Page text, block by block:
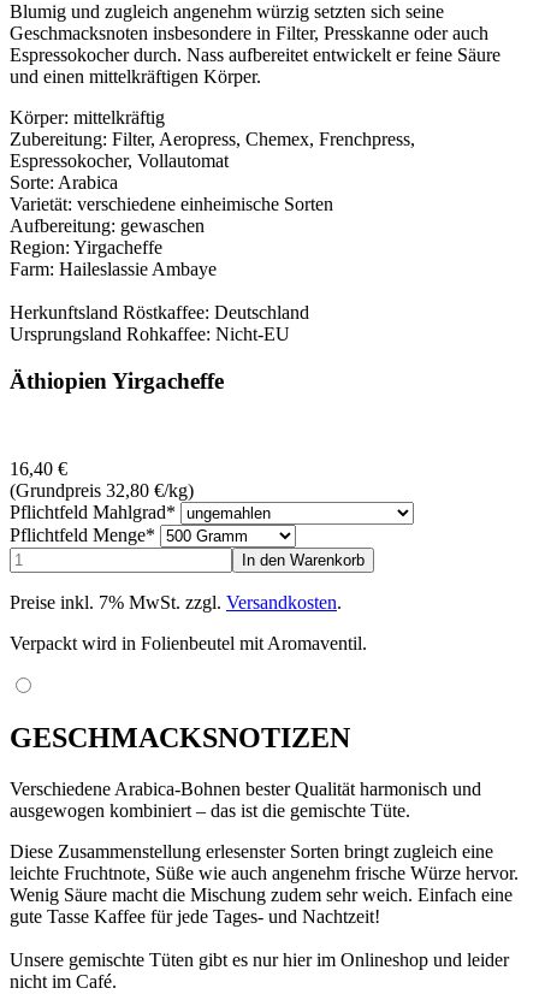
Blumig und zugleich angenehm würzig setzten sich seine
Geschmacksnoten insbesondere in Filter, Presskanne oder auch
Espressokocher durch. Nass aufbereitet entwickelt er feine Säure
und einen mittelkräftigen Körper.
Körper: mittelkräftig
Zubereitung: Filter, Aeropress, Chemex, Frenchpress,
Espressokocher, Vollautomat
Sorte: Arabica
Varietät: verschiedene einheimische Sorten
Aufbereitung: gewaschen
Region: Yirgacheffe
Farm: Haileslassie Ambaye
Herkunftsland Röstkaffee: Deutschland
Ursprungsland Rohkaffee: Nicht-EU
Äthiopien Yirgacheffe
16,40 €
(Grundpreis 32,80 €/kg)
Pflichtfeld Mahlgrad*
Pflichtfeld Menge*
Preise inkl. 7% MwSt. zzgl. Versandkosten.
Verpackt wird in Folienbeutel mit Aromaventil.
GESCHMACKSNOTIZEN
Verschiedene Arabica-Bohnen bester Qualität harmonisch und
ausgewogen kombiniert – das ist die gemischte Tüte.
Diese Zusammenstellung erlesenster Sorten bringt zugleich eine
leichte Fruchtnote, Süße wie auch angenehm frische Würze hervor.
Wenig Säure macht die Mischung zudem sehr weich. Einfach eine
gute Tasse Kaffee für jede Tages- und Nachtzeit!
Unsere gemischte Tüten gibt es nur hier im Onlineshop und leider
nicht im Café.